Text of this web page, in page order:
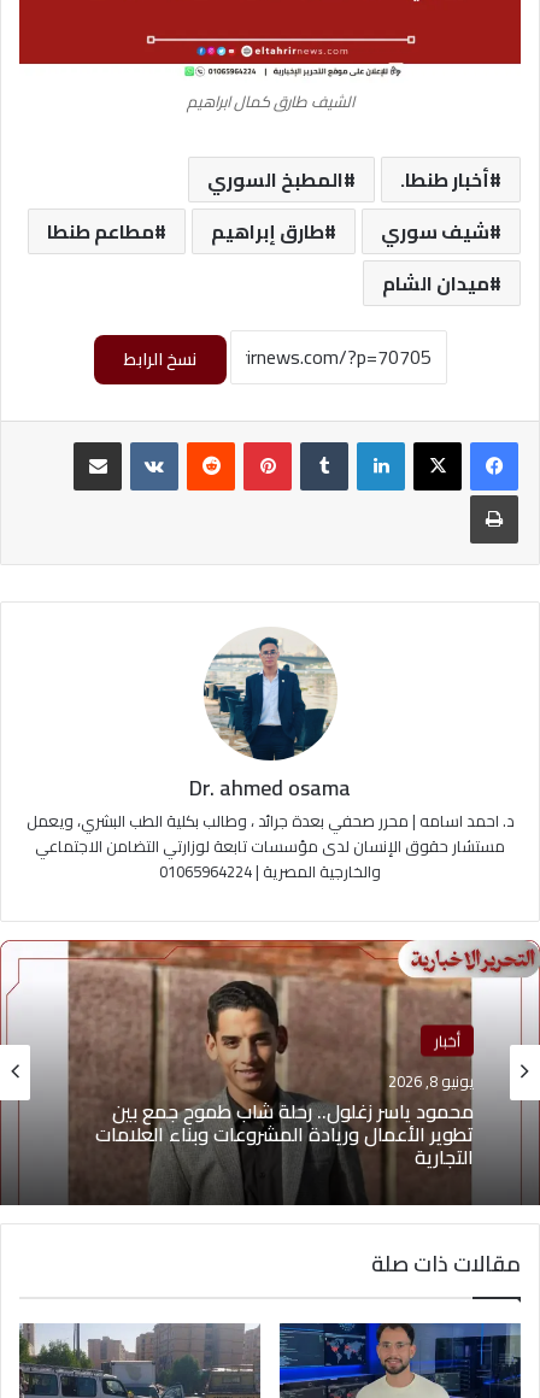
الشيف طارق كمال ابراهيم
أخبار طنطا.
المطبخ السوري
شيف سوري
طارق إبراهيم
مطاعم طنطا
ميدان الشام
نسخ الرابط
لينكدإن بينتيريست
طباعة
Dr. ahmed osama
د. احمد اسامه | محرر صحفي بعدة جرائد ، وطالب بكلية الطب البشري، ويعمل
مستشار حقوق الإنسان لدى مؤسسات تابعة لوزارتي التضامن الاجتماعي
والخارجية المصرية | 01065964224
أخبار
يونيو 8, 2026
محمود ياسر زغلول.. رحلة شاب طموح جمع بين
تطوير الأعمال وريادة المشروعات وبناء العلامات
منوعات
يونيو 4, 2026
يوسف أيمن درويش.. عقلية بيعية شابة تقود التغيير
وتؤهل الشباب لسوق العمل2026
مقالات ذات صلة